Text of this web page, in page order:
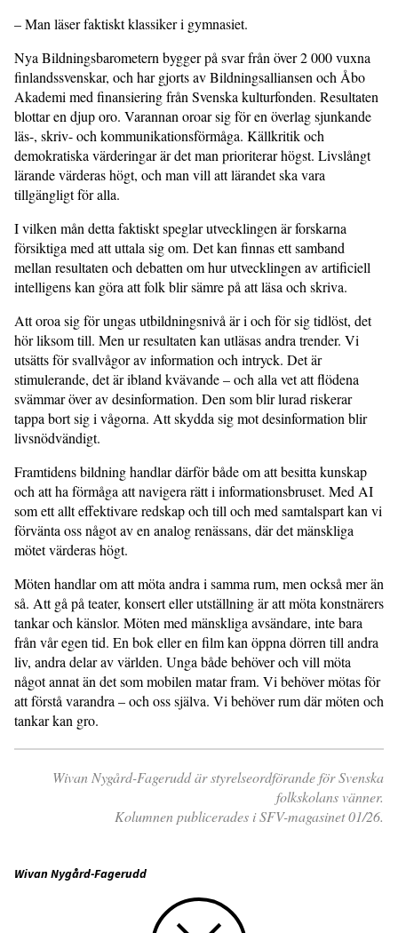
– Man läser faktiskt klassiker i gymnasiet.
Nya Bildningsbarometern bygger på svar från över 2 000 vuxna
finlandssvenskar, och har gjorts av Bildningsalliansen och Åbo
Akademi med finansiering från Svenska kulturfonden. Resultaten
blottar en djup oro. Varannan oroar sig för en överlag sjunkande
läs-, skriv- och kommunikationsförmåga. Källkritik och
demokratiska värderingar är det man prioriterar högst. Livslångt
lärande värderas högt, och man vill att lärandet ska vara
tillgängligt för alla.
I vilken mån detta faktiskt speglar utvecklingen är forskarna
försiktiga med att uttala sig om. Det kan finnas ett samband
mellan resultaten och debatten om hur utvecklingen av artificiell
intelligens kan göra att folk blir sämre på att läsa och skriva.
Att oroa sig för ungas utbildningsnivå är i och för sig tidlöst, det
hör liksom till. Men ur resultaten kan utläsas andra trender. Vi
utsätts för svallvågor av information och intryck. Det är
stimulerande, det är ibland kvävande – och alla vet att flödena
svämmar över av desinformation. Den som blir lurad riskerar
tappa bort sig i vågorna. Att skydda sig mot desinformation blir
livsnödvändigt.
Framtidens bildning handlar därför både om att besitta kunskap
och att ha förmåga att navigera rätt i informationsbruset. Med AI
som ett allt effektivare redskap och till och med samtalspart kan vi
förvänta oss något av en analog renässans, där det mänskliga
mötet värderas högt.
Möten handlar om att möta andra i samma rum, men också mer än
så. Att gå på teater, konsert eller utställning är att möta konstnärers
tankar och känslor. Möten med mänskliga avsändare, inte bara
från vår egen tid. En bok eller en film kan öppna dörren till andra
liv, andra delar av världen. Unga både behöver och vill möta
något annat än det som mobilen matar fram. Vi behöver mötas för
att förstå varandra – och oss själva. Vi behöver rum där möten och
tankar kan gro.
Wivan Nygård-Fagerudd är styrelseordförande för Svenska
folkskolans vänner.
Kolumnen publicerades i SFV-magasinet 01/26.
Wivan Nygård-Fagerudd